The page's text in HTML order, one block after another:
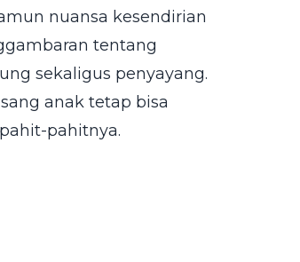
nuansa kesendirian
tentang
sekaligus penyayang.
anak tetap bisa
pahitnya.